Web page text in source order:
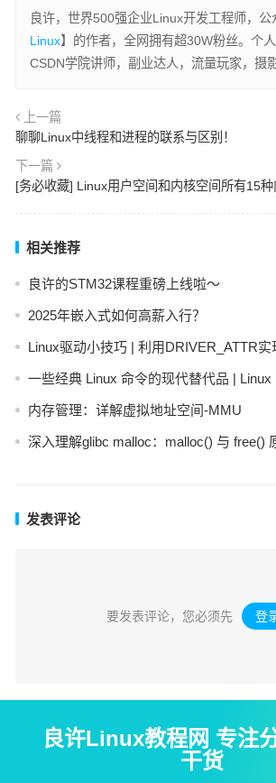
良许，世界500强企业Linux开发工程师，公
Linux】的作者，全网拥有超30W粉丝。个人
CSDN学院讲师，副业达人，流量玩家，摄
上一篇
聊聊Linux中线程和进程的联系与区别！
下一篇
[务必收藏] Linux用户空间和内核空间所有15
相关推荐
良许的STM32课程重磅上线啦～
2025年嵌入式如何高薪入行？
Linux驱动小技巧 | 利用DRIVER_ATTR
一些经典 Linux 命令的现代替代品 | Linux
内存管理：详解虚拟地址空间-MMU
深入理解glibc malloc：malloc() 与 free()
发表评论
要发表评论，您必须先 登
良许Linux教程网 专注
干货